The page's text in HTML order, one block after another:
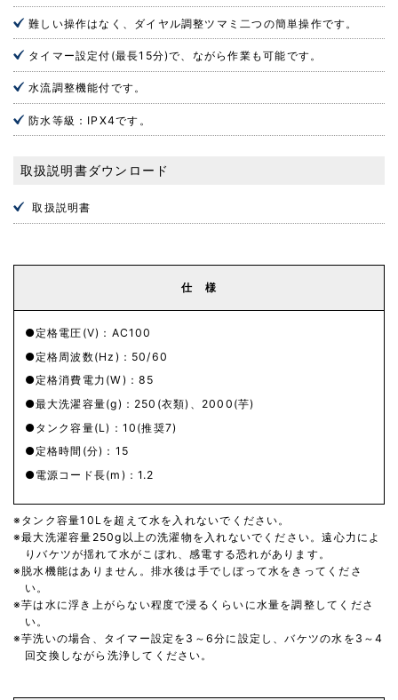
難しい操作はなく、ダイヤル調整ツマミ二つの簡単操作です。
タイマー設定付(最長15分)で、ながら作業も可能です。
水流調整機能付です。
防水等級：IPX4です。
取扱説明書ダウンロード
取扱説明書
仕 様
定格電圧(V)：AC100
定格周波数(Hz)：50/60
定格消費電力(W)：85
最大洗濯容量(g)：250(衣類)、2000(芋)
タンク容量(L)：10(推奨7)
定格時間(分)：15
電源コード長(m)：1.2
タンク容量10Lを超えて水を入れないでください。
最大洗濯容量250g以上の洗濯物を入れないでください。遠心力によ
りバケツが揺れて水がこぼれ、感電する恐れがあります。
脱水機能はありません。排水後は手でしぼって水をきってくださ
い。
芋は水に浮き上がらない程度で浸るくらいに水量を調整してくださ
い。
芋洗いの場合、タイマー設定を3～6分に設定し、バケツの水を3～4
回交換しながら洗浄してください。